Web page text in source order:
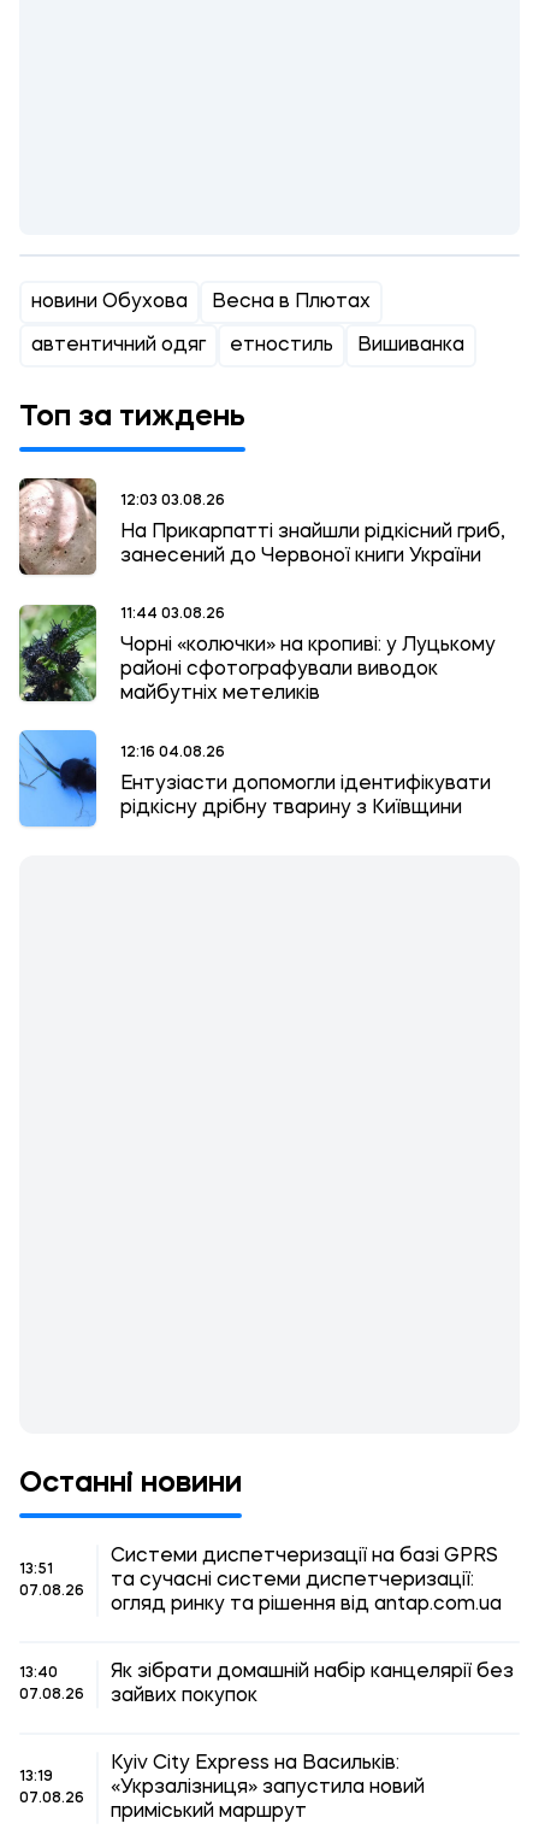
новини Обухова Весна в Плютах
автентичний одяг етностиль Вишиванка
Топ за тиждень
12:03 03.08.26
На Прикарпатті знайшли рідкісний гриб,
занесений до Червоної книги України
11:44 03.08.26
Чорні «колючки» на кропиві: у Луцькому
районі сфотографували виводок
майбутніх метеликів
12:16 04.08.26
Ентузіасти допомогли ідентифікувати
рідкісну дрібну тварину з Київщини
Останні новини
13:51
07.08.26
Системи диспетчеризації на базі GPRS
та сучасні системи диспетчеризації:
огляд ринку та рішення від antap.com.ua
13:40
07.08.26
Як зібрати домашній набір канцелярії без
зайвих покупок
13:19
07.08.26
Kyiv City Express на Васильків:
«Укрзалізниця» запустила новий
приміський маршрут